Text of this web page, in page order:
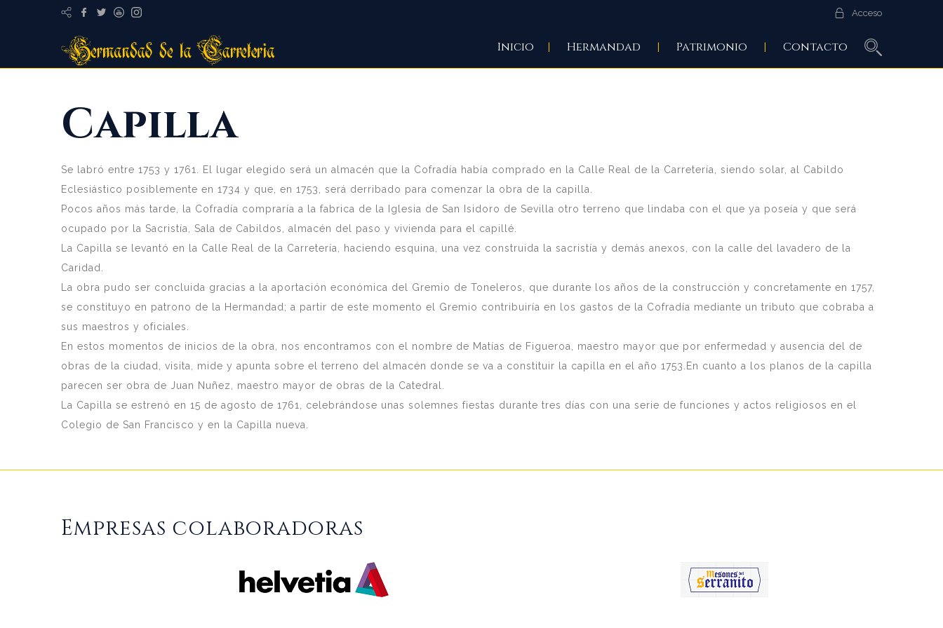
Acceso
Inicio Hermandad Patrimonio Contacto
Capilla
Se labró entre 1753 y 1761. El lugar elegido será un almacén que la Cofradía había comprado en la Calle Real de la Carretería, siendo solar, al Cabildo
Eclesiástico posiblemente en 1734 y que, en 1753, será derribado para comenzar la obra de la capilla.
Pocos años más tarde, la Cofradía compraría a la fabrica de la Iglesia de San Isidoro de Sevilla otro terreno que lindaba con el que ya poseía y que será
ocupado por la Sacristía, Sala de Cabildos, almacén del paso y vivienda para el capillé.
La Capilla se levantó en la Calle Real de la Carretería, haciendo esquina, una vez construida la sacristía y demás anexos, con la calle del lavadero de la
Caridad.
La obra pudo ser concluida gracias a la aportación económica del Gremio de Toneleros, que durante los años de la construcción y concretamente en 1757,
se constituyo en patrono de la Hermandad; a partir de este momento el Gremio contribuiría en los gastos de la Cofradía mediante un tributo que cobraba a
sus maestros y oficiales.
En estos momentos de inicios de la obra, nos encontramos con el nombre de Matías de Figueroa, maestro mayor que por enfermedad y ausencia del de
obras de la ciudad, visita, mide y apunta sobre el terreno del almacén donde se va a constituir la capilla en el año 1753.En cuanto a los planos de la capilla
parecen ser obra de Juan Nuñez, maestro mayor de obras de la Catedral.
La Capilla se estrenó en 15 de agosto de 1761, celebrándose unas solemnes fiestas durante tres días con una serie de funciones y actos religiosos en el
Colegio de San Francisco y en la Capilla nueva.
Empresas colaboradoras